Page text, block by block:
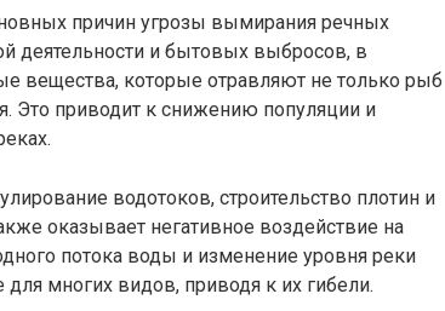
причин угрозы вымирания речных
деятельности и бытовых выбросов, в
вещества, которые отравляют не только рыб
Это приводит к снижению популяции и
водотоков, строительство плотин и
оказывает негативное воздействие на
потока воды и изменение уровня реки
многих видов, приводя к их гибели.